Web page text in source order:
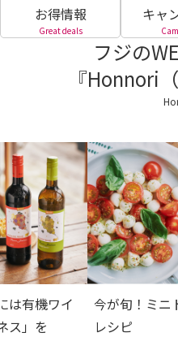
お得情報
Great deals
キャ
フジの
『Honnori
は有機ワイ
ス」を
今が旬！ミニ
レシピ